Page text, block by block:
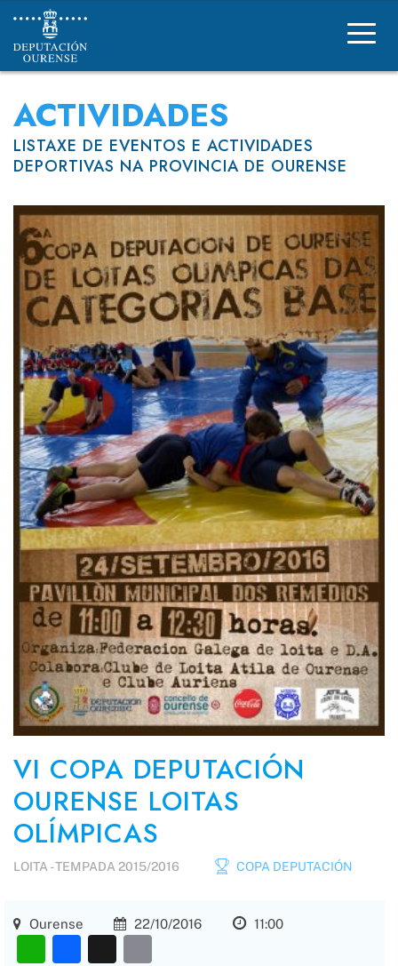
Deportes Deputación Ourense
ACTIVIDADES
LISTAXE DE EVENTOS E ACTIVIDADES
DEPORTIVAS NA PROVINCIA DE OURENSE
VI COPA DEPUTACIÓN
OURENSE LOITAS
OLÍMPICAS
LOITA -TEMPADA 2015/2016 COPA DEPUTACIÓN
Ourense 22/10/2016 11:00
WhatsApp
Facebook
X